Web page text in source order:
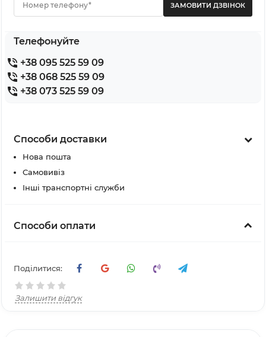
Номер телефону*
Телефонуйте
+38 095 525 59 09
+38 068 525 59 09
+38 073 525 59 09
Способи доставки
Нова пошта
Самовивіз
Інші транспортні служби
Способи оплати
Поділитися:
Залишити відгук